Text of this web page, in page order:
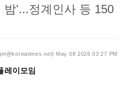
밤'...정계인사 등 150
May 08 2026 03:27 PM
레이모임